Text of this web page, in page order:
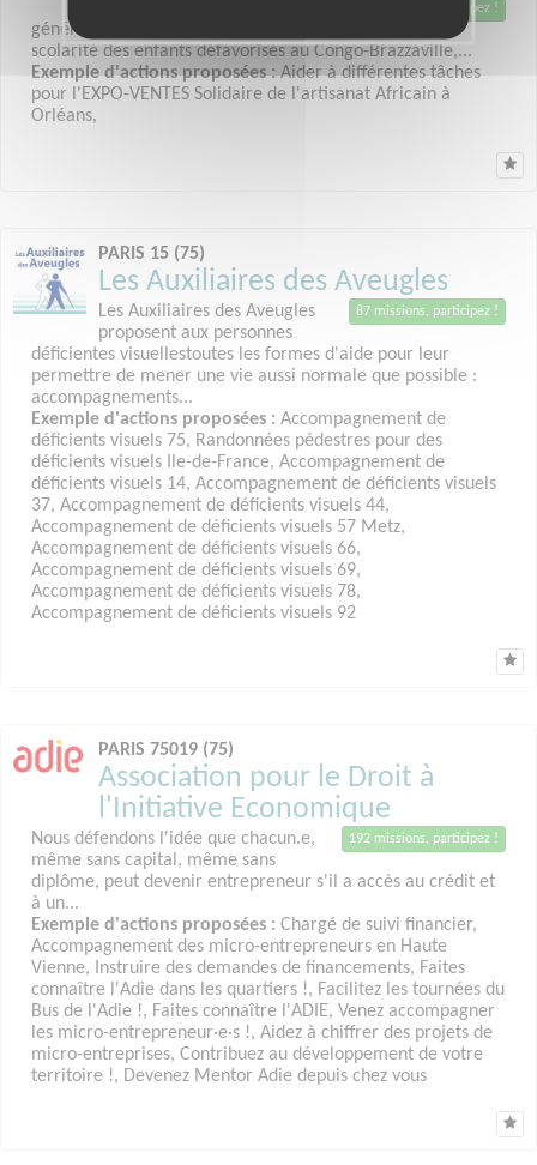
1 mission, participez !
général d'aide à l'éducation et à la
scolarité des enfants défavorisés au Congo-Brazzaville,...
Exemple d'actions proposées :Aider à différentes tâches
pour l'EXPO-VENTES Solidaire de l'artisanat Africain à
Orléans,
PARIS 15 (75)
Les Auxiliaires des Aveugles
87 missions, participez !
Les Auxiliaires des Aveugles
proposent aux personnes
déficientes visuellestoutes les formes d'aide pour leur
permettre de mener une vie aussi normale que possible :
accompagnements...
Exemple d'actions proposées : Accompagnement de
déficients visuels 75, Randonnées pédestres pour des
déficients visuels Ile-de-France, Accompagnement de
déficients visuels 14, Accompagnement de déficients visuels
37, Accompagnement de déficients visuels 44,
Accompagnement de déficients visuels 57 Metz,
Accompagnement de déficients visuels 66,
Accompagnement de déficients visuels 69,
Accompagnement de déficients visuels 78,
Accompagnement de déficients visuels 92
PARIS 75019 (75)
Association pour le Droit à
l'Initiative Economique
192 missions, participez !
Nous défendons l'idée que chacun.e,
même sans capital, même sans
diplôme, peut devenir entrepreneur s'il a accès au crédit et
à un...
Exemple d'actions proposées : Chargé de suivi financier,
Accompagnement des micro-entrepreneurs en Haute
Vienne, Instruire des demandes de financements, Faites
connaître l'Adie dans les quartiers !, Facilitez les tournées du
Bus de l'Adie !, Faites connaître l'ADIE, Venez accompagner
les micro-entrepreneur·e·s !, Aidez à chiffrer des projets de
micro-entreprises, Contribuez au développement de votre
territoire !, Devenez Mentor Adie depuis chez vous